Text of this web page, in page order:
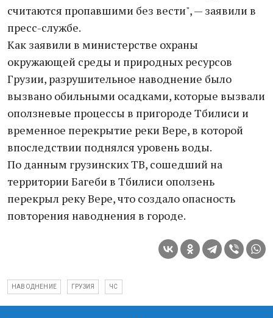
считаются пропавшими без вести", — заявили в
пресс-службе.
Как заявили в министерстве охраны
окружающей среды и природных ресурсов
Грузии, разрушительное наводнение было
вызвано обильными осадками, которые вызвали
оползневые процессы в пригороде Тбилиси и
временное перекрытие реки Вере, в которой
впоследствии поднялся уровень воды.
По данным грузинских ТВ, сошедший на
территории Багеби в Тбилиси оползень
перекрыл реку Вере, что создало опасность
повторения наводнения в городе.
НАВОДНЕНИЕ ГРУЗИЯ ЧС